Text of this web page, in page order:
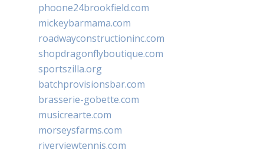
phoone24brookfield.com
mickeybarmama.com
roadwayconstructioninc.com
shopdragonflyboutique.com
sportszilla.org
batchprovisionsbar.com
brasserie-gobette.com
musicrearte.com
morseysfarms.com
riverviewtennis.com